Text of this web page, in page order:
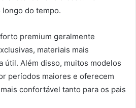
do tempo.
premium geralmente
materiais mais
útil. Além disso, muitos modelos
períodos maiores e oferecem
confortável tanto para os pais